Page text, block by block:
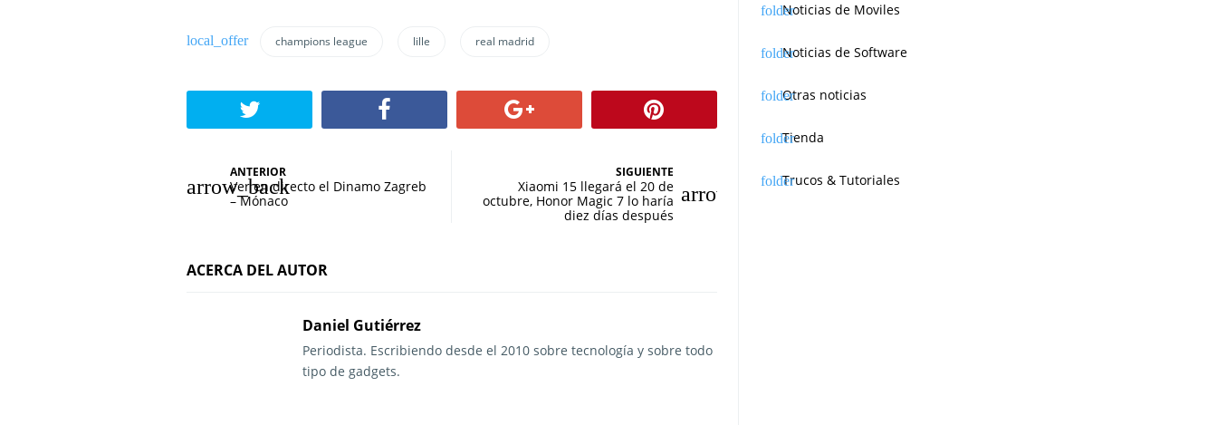
champions league lille real madrid
a
e
ANTERIOR
Ver en directo el Dinamo Zagreb
– Mónaco
SIGUIENTE
Xiaomi 15 llegará el 20 de
octubre, Honor Magic 7 lo haría
diez días después
ACERCA DEL AUTOR
Daniel Gutiérrez
Periodista. Escribiendo desde el 2010 sobre tecnología y sobre todo
tipo de gadgets.
Noticias de Moviles
Noticias de Software
Otras noticias
Tienda
Trucos & Tutoriales